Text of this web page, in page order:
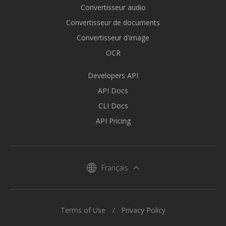
Convertisseur audio
Convertisseur de documents
Convertisseur d'image
OCR
Developers API
API Docs
CLI Docs
API Pricing
Français
Terms of Use Privacy Policy